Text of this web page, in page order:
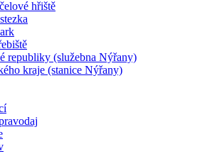
hřiště
republiky (služebna Nýřany)
kraje (stanice Nýřany)